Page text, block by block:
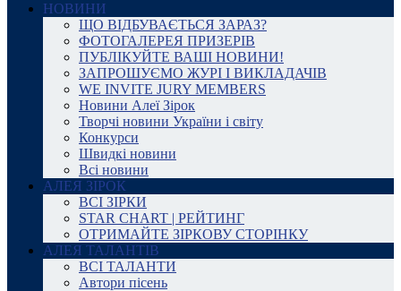
НОВИНИ
ЩО ВІДБУВАЄТЬСЯ ЗАРАЗ?
ФОТОГАЛЕРЕЯ ПРИЗЕРІВ
ПУБЛІКУЙТЕ ВАШІ НОВИНИ!
ЗАПРОШУЄМО ЖУРІ І ВИКЛАДАЧІВ
WE INVITE JURY MEMBERS
Новини Алеї Зірок
Творчі новини України і світу
Конкурси
Швидкі новини
Всі новини
АЛЕЯ ЗІРОК
ВСІ ЗІРКИ
STAR CHART | РЕЙТИНГ
ОТРИМАЙТЕ ЗІРКОВУ СТОРІНКУ
АЛЕЯ ТАЛАНТІВ
ВСІ ТАЛАНТИ
Автори пісень